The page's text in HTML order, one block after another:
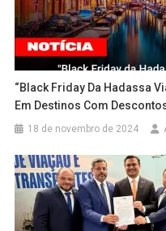
“Black Friday Da Hadassa
Em Destinos Com
18 de novembro de 2024